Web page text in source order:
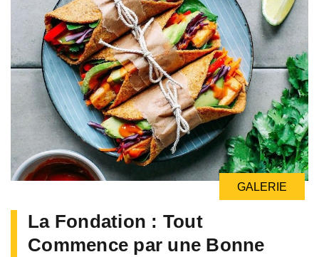
GALERIE
La Fondation : Tout
Commence par une Bonne